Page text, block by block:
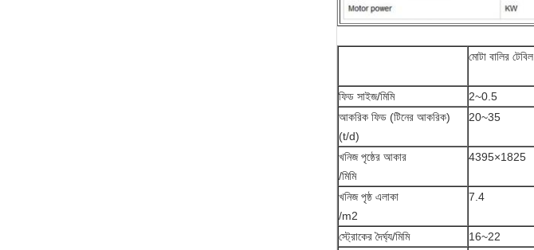
মোটা বালির টেবিল
ফিড সাইজ/মিমি 2~0.5
আকরিক ফিড (টিনের আকরিক)
(t/d)
20~35
খনিজ পৃষ্ঠের আকার
/মিমি
4395×1825
খনিজ পৃষ্ঠ এলাকা
/m2
7.4
স্ট্রোকের দৈর্ঘ্য/মিমি 16~22